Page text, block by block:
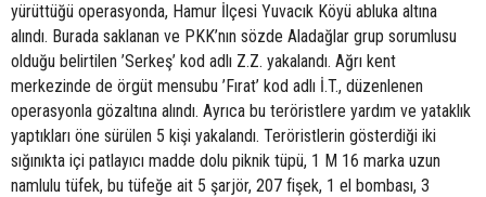
yürüttüğü operasyonda, Hamur İlçesi Yuvacık Köyü abluka altına
alındı. Burada saklanan ve PKK’nın sözde Aladağlar grup sorumlusu
olduğu belirtilen ’Serkeş’ kod adlı Z.Z. yakalandı. Ağrı kent
merkezinde de örgüt mensubu ’Fırat’ kod adlı İ.T., düzenlenen
operasyonla gözaltına alındı. Ayrıca bu teröristlere yardım ve yataklık
yaptıkları öne sürülen 5 kişi yakalandı. Teröristlerin gösterdiği iki
sığınıkta içi patlayıcı madde dolu piknik tüpü, 1 M 16 marka uzun
namlulu tüfek, bu tüfeğe ait 5 şarjör, 207 fişek, 1 el bombası, 3